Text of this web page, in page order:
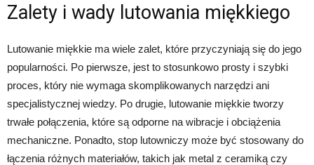
Zalety i wady lutowania miękkiego
Lutowanie miękkie ma wiele zalet, które przyczyniają się do jego
popularności. Po pierwsze, jest to stosunkowo prosty i szybki
proces, który nie wymaga skomplikowanych narzędzi ani
specjalistycznej wiedzy. Po drugie, lutowanie miękkie tworzy
trwałe połączenia, które są odporne na wibracje i obciążenia
mechaniczne. Ponadto, stop lutowniczy może być stosowany do
łączenia różnych materiałów, takich jak metal z ceramiką czy